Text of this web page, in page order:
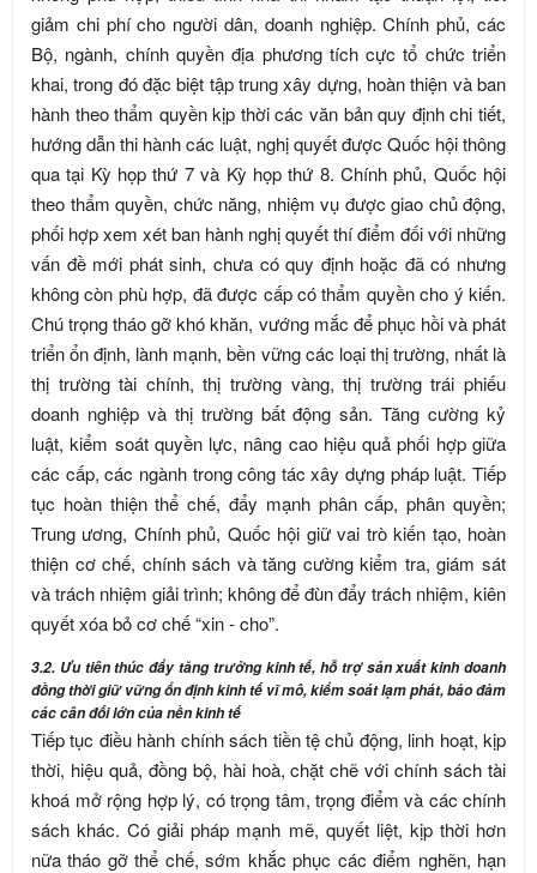
giảm chi phí cho người dân, doanh nghiệp. Chính phủ, các
Bộ, ngành, chính quyền địa phương tích cực tổ chức triển
khai, trong đó đặc biệt tập trung xây dựng, hoàn thiện và ban
hành theo thẩm quyền kịp thời các văn bản quy định chi tiết,
hướng dẫn thi hành các luật, nghị quyết được Quốc hội thông
qua tại Kỳ họp thứ 7 và Kỳ họp thứ 8. Chính phủ, Quốc hội
theo thẩm quyền, chức năng, nhiệm vụ được giao chủ động,
phối hợp xem xét ban hành nghị quyết thí điểm đối với những
vấn đề mới phát sinh, chưa có quy định hoặc đã có nhưng
không còn phù hợp, đã được cấp có thẩm quyền cho ý kiến.
Chú trọng tháo gỡ khó khăn, vướng mắc để phục hồi và phát
triển ổn định, lành mạnh, bền vững các loại thị trường, nhất là
thị trường tài chính, thị trường vàng, thị trường trái phiếu
doanh nghiệp và thị trường bất động sản. Tăng cường kỷ
luật, kiểm soát quyền lực, nâng cao hiệu quả phối hợp giữa
các cấp, các ngành trong công tác xây dựng pháp luật. Tiếp
tục hoàn thiện thể chế, đẩy mạnh phân cấp, phân quyền;
Trung ương, Chính phủ, Quốc hội giữ vai trò kiến tạo, hoàn
thiện cơ chế, chính sách và tăng cường kiểm tra, giám sát
và trách nhiệm giải trình; không để đùn đẩy trách nhiệm, kiên
quyết xóa bỏ cơ chế “xin - cho”.
3.2. Ưu tiên thúc đẩy tăng trưởng kinh tế, hỗ trợ sản xuất kinh doanh
đồng thời giữ vững ổn định kinh tế vĩ mô, kiểm soát lạm phát, bảo đảm
các cân đối lớn của nền kinh tế
Tiếp tục điều hành chính sách tiền tệ chủ động, linh hoạt, kịp
thời, hiệu quả, đồng bộ, hài hoà, chặt chẽ với chính sách tài
khoá mở rộng hợp lý, có trọng tâm, trọng điểm và các chính
sách khác. Có giải pháp mạnh mẽ, quyết liệt, kịp thời hơn
nữa tháo gỡ thể chế, sớm khắc phục các điểm nghẽn, hạn